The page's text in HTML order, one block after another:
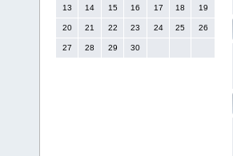
13 14 15 16 17 18 19
20 21 22 23 24 25 26
27 28 29 30